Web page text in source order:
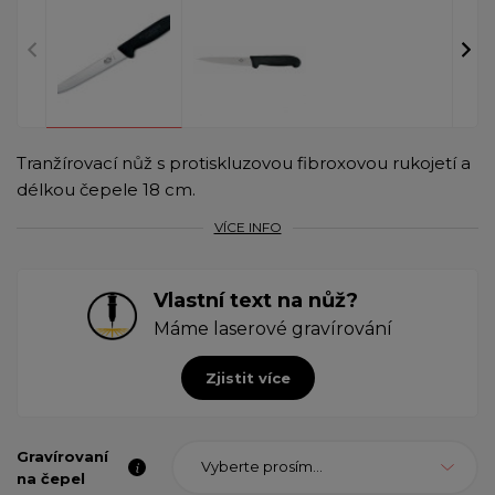
Tranžírovací nůž s protiskluzovou fibroxovou rukojetí a
délkou čepele 18 cm.
VÍCE INFO
Vlastní text na nůž?
Máme laserové gravírování
Zjistit více
Gravírovaní
na čepel
Vyberte prosím...